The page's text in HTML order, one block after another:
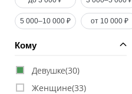
5 000–10 000 ₽ от 10 000 ₽
Кому
Девушке(30)
Женщине(33)